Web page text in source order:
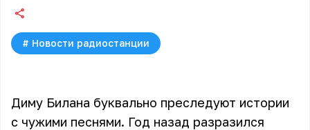
# Новости радиостанции
Диму Билана буквально преследуют истории
с чужими песнями. Год назад разразился